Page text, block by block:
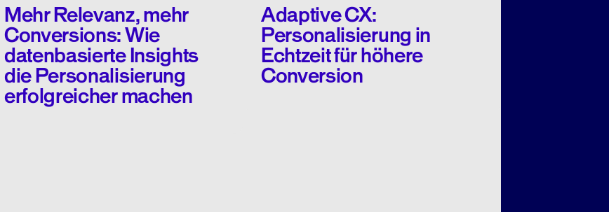
Mehr Relevanz, mehr
Conversions: Wie
datenbasierte Insights
die Personalisierung
erfolgreicher machen
Adaptive CX:
Personalisierung in
Echtzeit für höhere
Conversion